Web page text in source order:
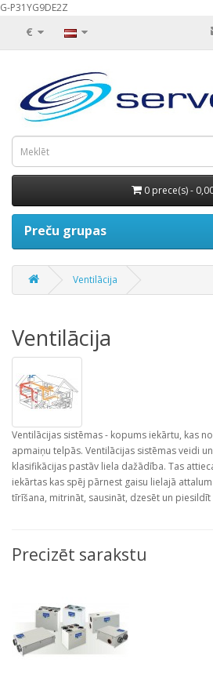
G-P31YG9DE2Z
€
0 prece(s) -
Preču grupas
Ventilācija
Ventilācija
Ventilācijas sistēmas - kopums iekārtu, kas
apmaiņu telpās. Ventilācijas sistēmas veidi
klasifikācijas pastāv liela dažādība. Tas
iekārtas kas spēj pārnest gaisu lielajā
tīrīšana, mitrināt, sausināt, dzesēt un
Precizēt sarakstu